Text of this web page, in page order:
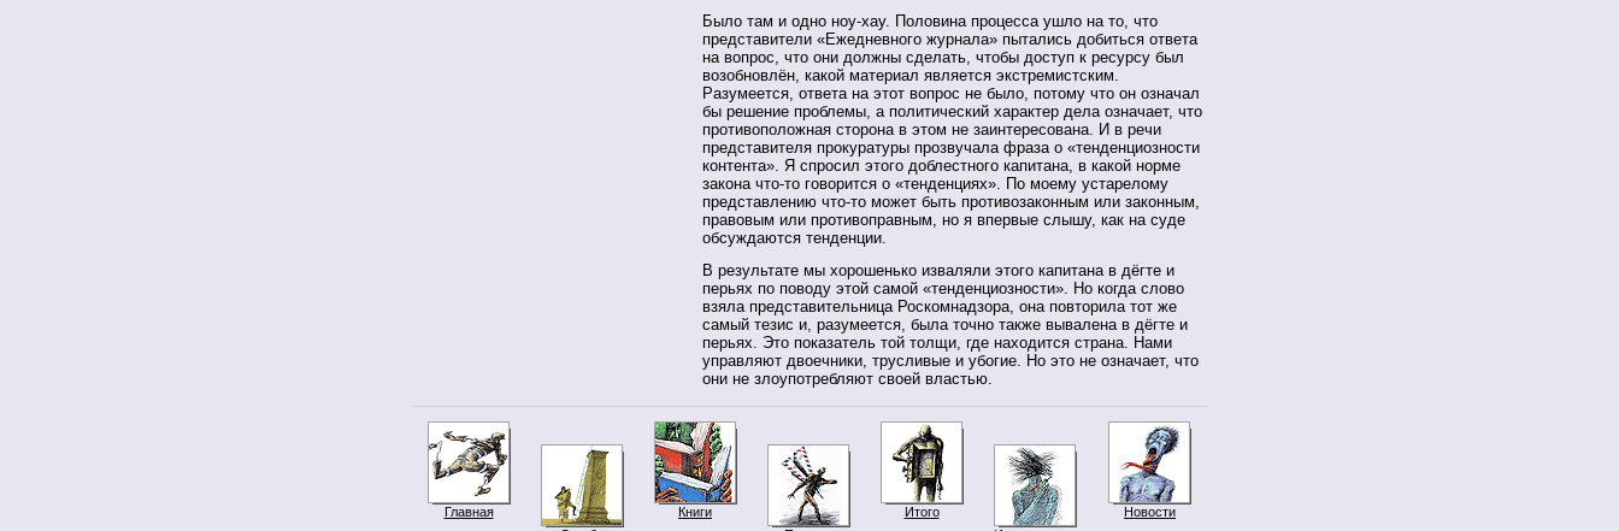
Было там и одно ноу-хау. Половина процесса ушло на то, что
представители «Ежедневного журнала» пытались добиться ответа
на вопрос, что они должны сделать, чтобы доступ к ресурсу был
возобновлён, какой материал является экстремистским.
Разумеется, ответа на этот вопрос не было, потому что он означал
бы решение проблемы, а политический характер дела означает, что
противоположная сторона в этом не заинтересована. И в речи
представителя прокуратуры прозвучала фраза о «тенденциозности
контента». Я спросил этого доблестного капитана, в какой норме
закона что-то говорится о «тенденциях». По моему устарелому
представлению что-то может быть противозаконным или законным,
правовым или противоправным, но я впервые слышу, как на суде
обсуждаются тенденции.
В результате мы хорошенько изваляли этого капитана в дёгте и
перьях по поводу этой самой «тенденциозности». Но когда слово
взяла представительница Роскомнадзора, она повторила тот же
самый тезис и, разумеется, была точно также вывалена в дёгте и
перьях. Это показатель той толщи, где находится страна. Нами
управляют двоечники, трусливые и убогие. Но это не означает, что
они не злоупотребляют своей властью.
Главная
Книги
Итого
Новости